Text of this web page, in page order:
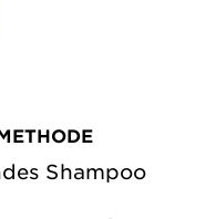
Shampoo